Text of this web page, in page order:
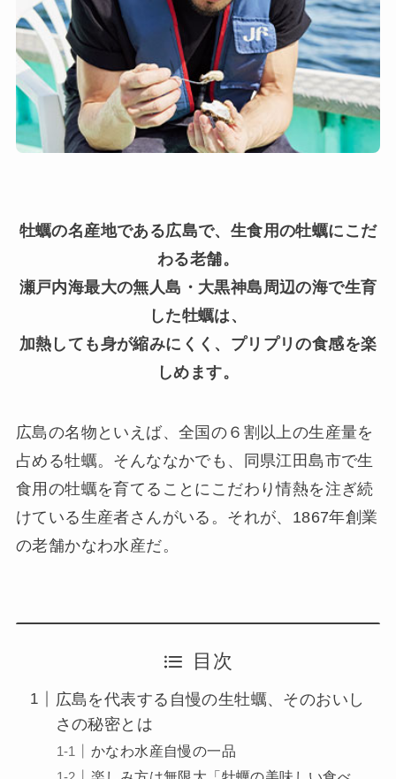
牡蠣の名産地である広島で、生食用の牡蠣にこだ
わる老舗。
瀬戸内海最大の無人島・大黒神島周辺の海で生育
した牡蠣は、
加熱しても身が縮みにくく、プリプリの食感を楽
しめます。
広島の名物といえば、全国の６割以上の生産量を
占める牡蠣。そんななかでも、同県江田島市で生
食用の牡蠣を育てることにこだわり情熱を注ぎ続
けている生産者さんがいる。それが、1867年創業
の老舗かなわ水産だ。
目次
広島を代表する自慢の生牡蠣、そのおいし
さの秘密とは
かなわ水産自慢の一品